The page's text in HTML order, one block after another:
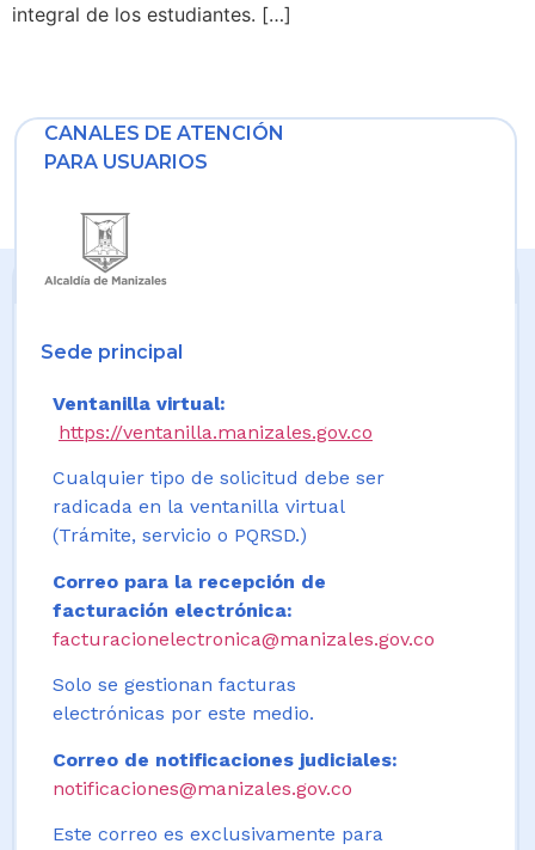
integral de los estudiantes. […]
CANALES DE ATENCIÓN
PARA USUARIOS
Sede principal
Ventanilla virtual:
https://ventanilla.manizales.gov.co
Cualquier tipo de solicitud debe ser
radicada en la ventanilla virtual
(Trámite, servicio o PQRSD.)
Correo para la recepción de
facturación electrónica:
facturacionelectronica@manizales.gov.co
Solo se gestionan facturas
electrónicas por este medio.
Correo de notificaciones judiciales:
notificaciones@manizales.gov.co
Este correo es exclusivamente para